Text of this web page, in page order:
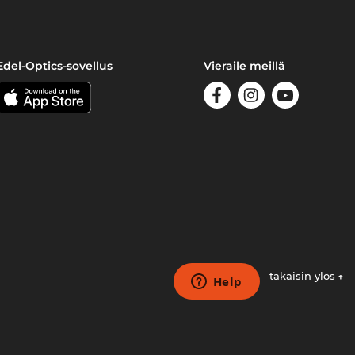
Optics-sovellus Vieraile meillä
takaisin ylös